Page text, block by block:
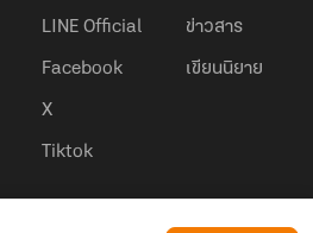
LINE Official
Facebook
X
Tiktok
ข่าวสาร
เขียนนิยาย